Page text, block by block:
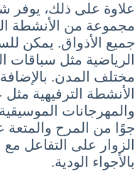
علاوة على ذلك، يوفر
مجموعة من الأنشطة
جميع الأذواق. يمكن
الرياضية مثل سباقات
مختلف المدن.
الأنشطة الترفيهية
والمهرجانات
جوًا من المرح والمتعة
الزوار على التفاعل
بالأجواء الودية.